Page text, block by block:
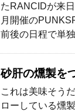
たRANCIDが来
月開催の
前後の日程で単
砂肝の燻製を
これは美味そう
ローしている燻